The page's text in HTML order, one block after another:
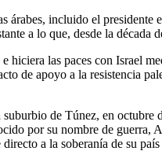
árabes, incluido el
a lo que, desde la
hiciera las paces con Israel
de apoyo a la resistencia
suburbio de Túnez, en octubre
por su nombre de guerra,
a la soberanía de su